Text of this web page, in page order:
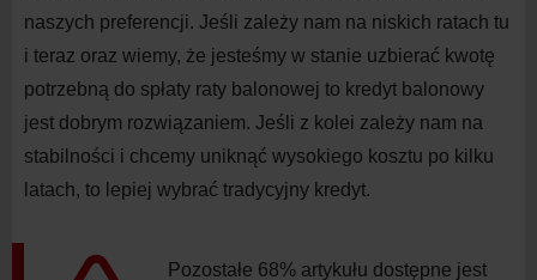
naszych preferencji. Jeśli zależy nam na niskich ratach tu
i teraz oraz wiemy, że jesteśmy w stanie uzbierać kwotę
potrzebną do spłaty raty balonowej to kredyt balonowy
jest dobrym rozwiązaniem. Jeśli z kolei zależy nam na
stabilności i chcemy uniknąć wysokiego kosztu po kilku
latach, to lepiej wybrać tradycyjny kredyt.
Pozostałe 68% artykułu dostępne jest